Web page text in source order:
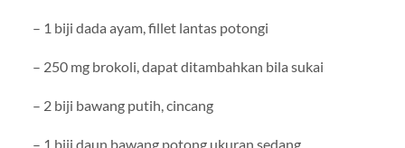
– 1 biji dada ayam, fillet lantas potongi
– 250 mg brokoli, dapat ditambahkan bila sukai
– 2 biji bawang putih, cincang
– 1 biji daun bawang potong ukuran sedang